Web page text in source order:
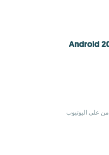
Android
على اليوتيوب